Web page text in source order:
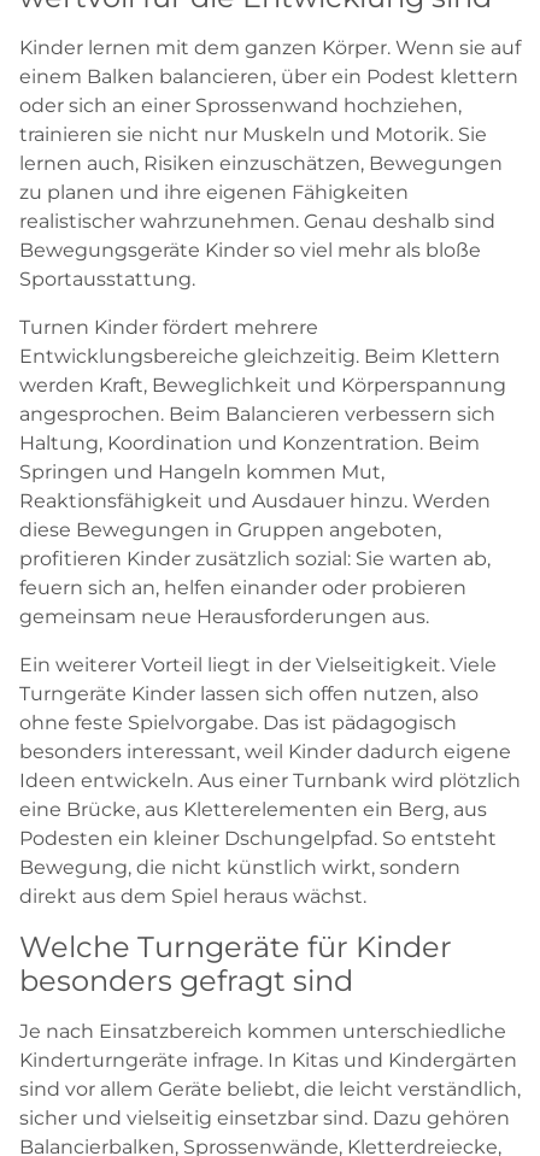
Kinder lernen mit dem ganzen Körper. Wenn sie auf
einem Balken balancieren, über ein Podest klettern
oder sich an einer Sprossenwand hochziehen,
trainieren sie nicht nur Muskeln und Motorik. Sie
lernen auch, Risiken einzuschätzen, Bewegungen
zu planen und ihre eigenen Fähigkeiten
realistischer wahrzunehmen. Genau deshalb sind
Bewegungsgeräte Kinder so viel mehr als bloße
Sportausstattung.
Turnen Kinder fördert mehrere
Entwicklungsbereiche gleichzeitig. Beim Klettern
werden Kraft, Beweglichkeit und Körperspannung
angesprochen. Beim Balancieren verbessern sich
Haltung, Koordination und Konzentration. Beim
Springen und Hangeln kommen Mut,
Reaktionsfähigkeit und Ausdauer hinzu. Werden
diese Bewegungen in Gruppen angeboten,
profitieren Kinder zusätzlich sozial: Sie warten ab,
feuern sich an, helfen einander oder probieren
gemeinsam neue Herausforderungen aus.
Ein weiterer Vorteil liegt in der Vielseitigkeit. Viele
Turngeräte Kinder lassen sich offen nutzen, also
ohne feste Spielvorgabe. Das ist pädagogisch
besonders interessant, weil Kinder dadurch eigene
Ideen entwickeln. Aus einer Turnbank wird plötzlich
eine Brücke, aus Kletterelementen ein Berg, aus
Podesten ein kleiner Dschungelpfad. So entsteht
Bewegung, die nicht künstlich wirkt, sondern
direkt aus dem Spiel heraus wächst.
Welche Turngeräte für Kinder
besonders gefragt sind
Je nach Einsatzbereich kommen unterschiedliche
Kinderturngeräte infrage. In Kitas und Kindergärten
sind vor allem Geräte beliebt, die leicht verständlich,
sicher und vielseitig einsetzbar sind. Dazu gehören
Balancierbalken, Sprossenwände, Kletterdreiecke,